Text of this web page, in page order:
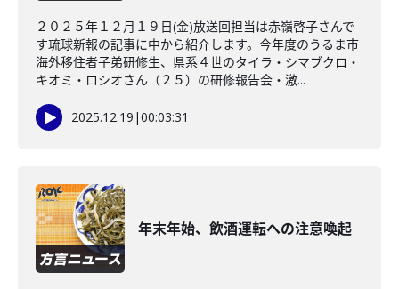
２０２５年１２月１９日(金)放送回担当は赤嶺啓子さんで
す琉球新報の記事に中から紹介します。今年度のうるま市
海外移住者子弟研修生、県系４世のタイラ・シマブクロ・
キオミ・ロシオさん（２５）の研修報告会・激...
2025.12.19 |00:03:31
年末年始、飲酒運転への注意喚起